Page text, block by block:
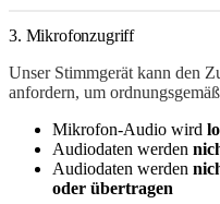
3. Mikrofonzugriff
Unser Stimmgerät kann den
anfordern, um
Mikrofon-Audio wird
Audiodaten werden
Audiodaten werden
oder übertragen